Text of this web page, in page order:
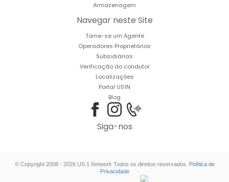
Armazenagem
Navegar neste Site
Torne-se um Agente
Operadores Proprietários
Subsidiárias
Verificação do condutor
Localizações
Portal US1N
Blog
Siga-nos
© Copyright 2008 - 2026 US 1 Network Todos os direitos reservados.
Política de
Privacidade